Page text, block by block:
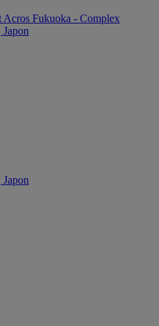
Fukuoka - Complex